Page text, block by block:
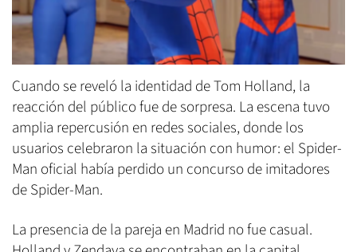
Cuando se reveló la identidad de Tom Holland, la
reacción del público fue de sorpresa. La escena tuvo
amplia repercusión en redes sociales, donde los
usuarios celebraron la situación con humor: el Spider-
Man oficial había perdido un concurso de imitadores
de Spider-Man.
La presencia de la pareja en Madrid no fue casual.